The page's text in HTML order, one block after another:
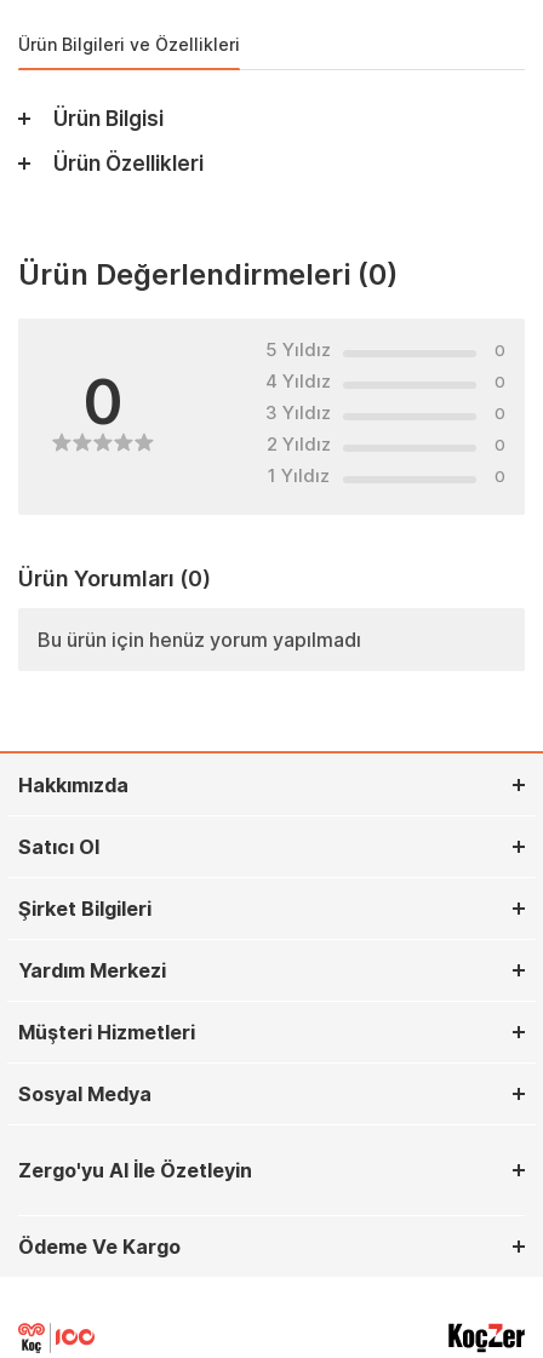
Ürün Bilgileri ve Özellikleri
Ürün Bilgisi
Ürün Özellikleri
Ürün Değerlendirmeleri (0)
0
5 Yıldız 0
4 Yıldız 0
3 Yıldız 0
2 Yıldız 0
1 Yıldız 0
Ürün Yorumları (0)
Bu ürün için henüz yorum yapılmadı
Hakkımızda
Satıcı Ol
Şirket Bilgileri
Yardım Merkezi
Müşteri Hizmetleri
Sosyal Medya
Zergo'yu AI İle Özetleyin
Ödeme Ve Kargo